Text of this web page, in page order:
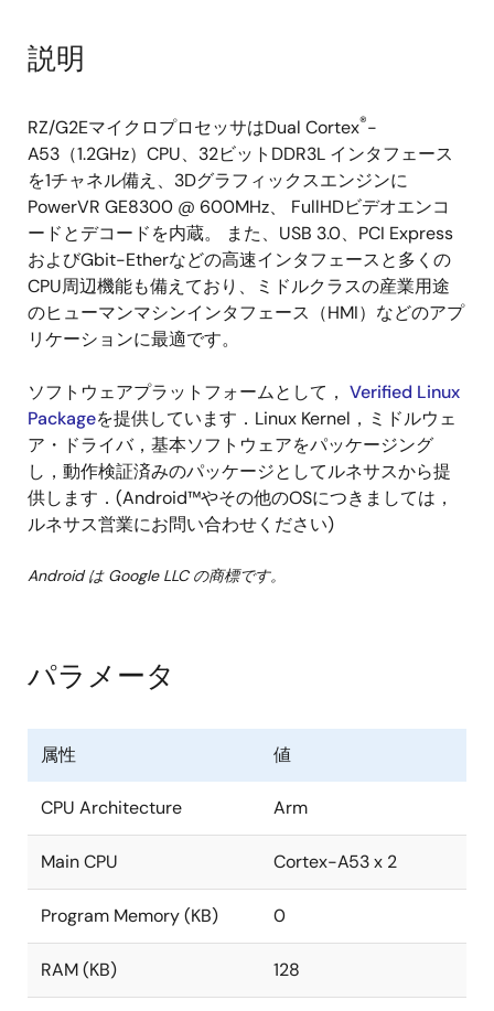
説明
RZ/G2EマイクロプロセッサはDual Cortex®-
A53（1.2GHz）CPU、32ビットDDR3L インタフェース
を1チャネル備え、3Dグラフィックスエンジンに
PowerVR GE8300 @ 600MHz、 FullHDビデオエンコ
ードとデコードを内蔵。 また、USB 3.0、PCI Express
およびGbit-Etherなどの高速インタフェースと多くの
CPU周辺機能も備えており、ミドルクラスの産業用途
のヒューマンマシンインタフェース（HMI）などのアプ
リケーションに最適です。
ソフトウェアプラットフォームとして， Verified Linux
Packageを提供しています．Linux Kernel，ミドルウェ
ア・ドライバ，基本ソフトウェアをパッケージング
し，動作検証済みのパッケージとしてルネサスから提
供します．(Android™やその他のOSにつきましては，
ルネサス営業にお問い合わせください)
Android は Google LLC の商標です。
パラメータ
属性 値
CPU Architecture Arm
Main CPU Cortex-A53 x 2
Program Memory (KB) 0
RAM (KB) 128